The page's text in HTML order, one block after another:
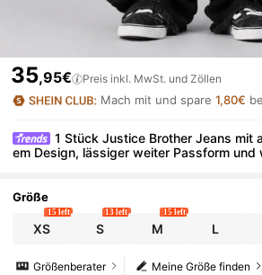
35,95€ Preis inkl. MwSt. und Zöllen
Mach mit und spare1,80€
1 Stück Justice Brother Jeans mit
em Design, lässiger weiter Passform und
Größe
XS
15 left
S
13 left
M
15 left
L
Meine Größe finden
Größenberater